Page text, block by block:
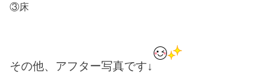
③床
その他、アフター写真です↓